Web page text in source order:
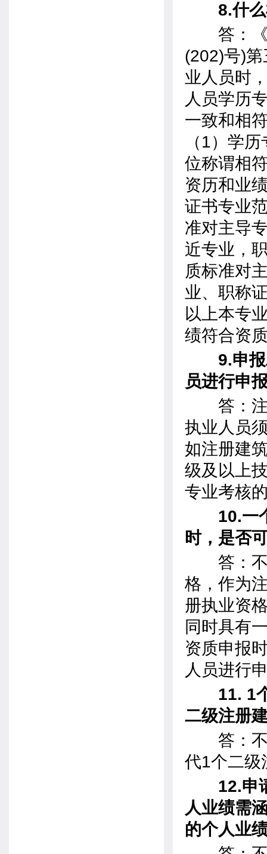
8.什
答：《
(202)号)
业人员时
人员学历
一致和相
（1）学
位称谓相
资历和业
证书专业
准对主导
近专业，
质标准对
业、职称
以上本专
绩符合资
9.申
员进行申
答：注
执业人员
如注册建
级及以上
专业考核
10.一
时，是否
答：不
格，作为
册执业资
同时具有
资质申报
人员进行
11. 1
二级注册
答：不
代1个二级
12.申
人业绩需
的个人业